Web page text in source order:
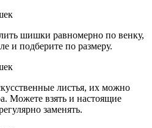
шишки равномерно по венку,
и подберите по размеру.
листья, их можно
Можете взять и настоящие
заменять.